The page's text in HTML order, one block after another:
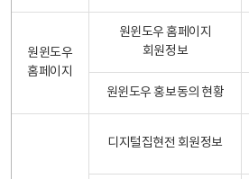
원윈도우
홈페이지
원윈도우 홈페이지
회원정보
원윈도우 홍보동의 현황
디지털집현전 회원정보